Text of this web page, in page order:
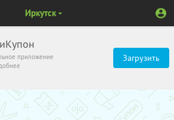
приложение
Загрузить
Иркутск